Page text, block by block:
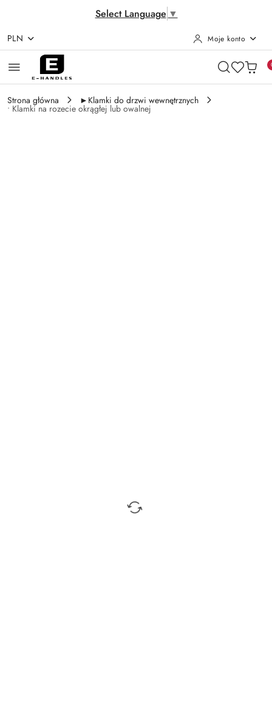
Select Language ▼
Przejdź do treści głównej
Przejdź do wyszukiwarki
Przejdź do moje konto
Przejdź do menu głównego
Przejdź do opisu produktu
Przejdź do stopki
PLN Moje konto
Strona główna ►Klamki do drzwi wewnętrznych
• Klamki na rozecie okrągłej lub owalnej